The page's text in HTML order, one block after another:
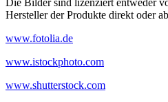
Die Bilder sind lizenziert entweder
Hersteller der Produkte direkt oder
www.fotolia.de
www.istockphoto.com
www.shutterstock.com